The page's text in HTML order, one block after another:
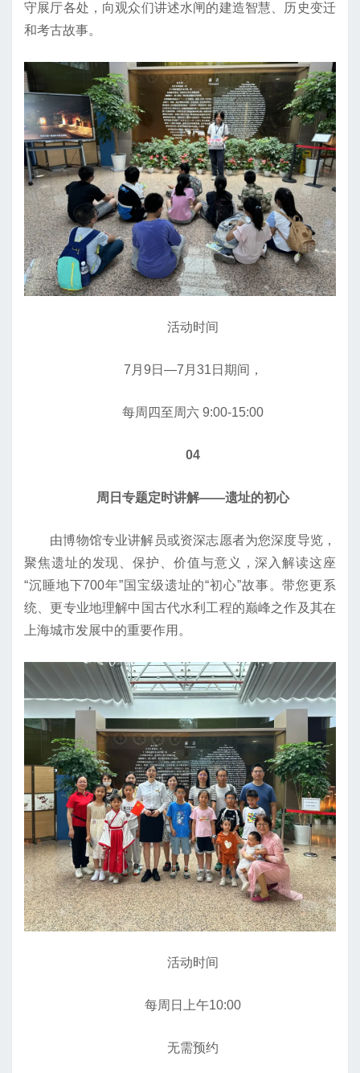
守展厅各处，向观众们讲述水闸的建造智慧、历史变迁
和考古故事。
活动时间
7月9日—7月31日期间，
每周四至周六 9:00-15:00
04
周日专题定时讲解——遗址的初心
由博物馆专业讲解员或资深志愿者为您深度导览，
聚焦遗址的发现、保护、价值与意义，深入解读这座
“沉睡地下700年”国宝级遗址的“初心”故事。带您更系
统、更专业地理解中国古代水利工程的巅峰之作及其在
上海城市发展中的重要作用。
活动时间
每周日上午10:00
无需预约